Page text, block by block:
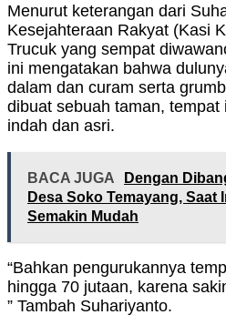
Menurut keterangan dari
Kesejahteraan Rakyat (Kasi
Trucuk yang sempat
ini mengatakan bahwa
dalam dan curam serta
dibuat sebuah taman,
indah dan asri.
BACA JUGA
Dengan
Desa Soko Temayang, Saat
Semakin Mudah
“Bahkan pengurukannya
hingga 70 jutaan, karena
” Tambah Suhariyanto.